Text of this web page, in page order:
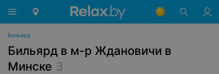
Бильярд
Бильярд в м-р Ждановичи в
Минске 3